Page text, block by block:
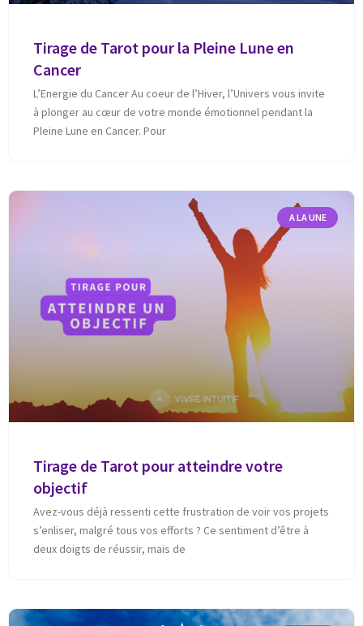
Tirage de Tarot pour la Pleine Lune en
Cancer
L’Energie du Cancer Au coeur de l’Hiver, l’Univers vous invite
à plonger au cœur de votre monde émotionnel pendant la
Pleine Lune en Cancer. Pour
A LA UNE
Tirage de Tarot pour atteindre votre
objectif
Avez-vous déjà ressenti cette frustration de voir vos projets
s’enliser, malgré tous vos efforts ? Ce sentiment d’être à
deux doigts de réussir, mais de